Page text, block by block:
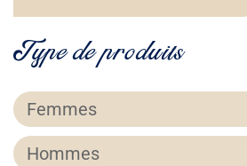
Type de produits
Femmes
Hommes